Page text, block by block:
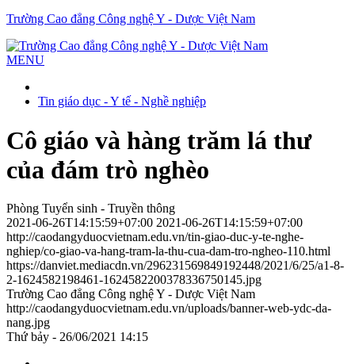
Trường Cao đẳng Công nghệ Y - Dược Việt Nam
MENU
Tin giáo dục - Y tế - Nghề nghiệp
Cô giáo và hàng trăm lá thư
của đám trò nghèo
Phòng Tuyển sinh - Truyền thông
2021-06-26T14:15:59+07:00 2021-06-26T14:15:59+07:00
http://caodangyduocvietnam.edu.vn/tin-giao-duc-y-te-nghe-
nghiep/co-giao-va-hang-tram-la-thu-cua-dam-tro-ngheo-110.html
https://danviet.mediacdn.vn/296231569849192448/2021/6/25/a1-8-
2-1624582198461-1624582200378336750145.jpg
Trường Cao đẳng Công nghệ Y - Dược Việt Nam
http://caodangyduocvietnam.edu.vn/uploads/banner-web-ydc-da-
nang.jpg
Thứ bảy - 26/06/2021 14:15